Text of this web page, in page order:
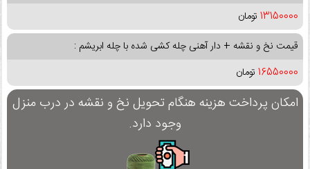
13150000 تومان
قیمت نخ و نقشه + دار آهنی چله کشی شده با چله ابریشم :
16550000 تومان
امکان پرداخت هزینه هنگام تحویل نخ و نقشه در درب منزل
وجود دارد.